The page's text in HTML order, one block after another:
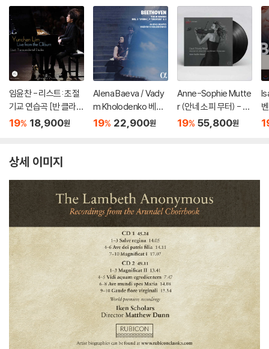
임윤찬 - 리스트: 초절
기교 연습곡 [반 클라이
번 콩쿠르 실황 녹음]
19% 18,900원
Alena Baeva / Vady
m Kholodenko 베토
벤: 바이올린 소나타 5
3)
19% 22,900원
Anne-Sophie Mutte
r (안네 소피 무터) - Ea
st Meets West [2L
19% 55,800원
상세 이미지